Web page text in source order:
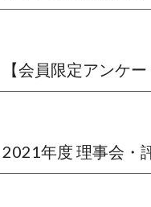
【会員限定アンケ
2021年度 理事会・